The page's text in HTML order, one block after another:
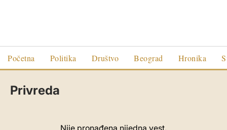
Početna Politika Društvo Beograd Hronika
Privreda
Nije pronađena nijedna vest.